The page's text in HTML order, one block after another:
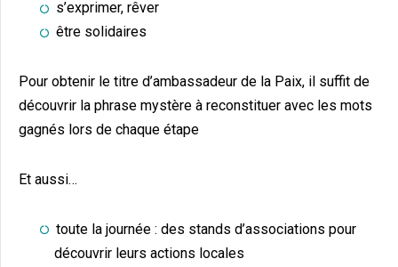
s’exprimer, rêver
être solidaires
Pour obtenir le titre d’ambassadeur de la Paix, il suffit de
découvrir la phrase mystère à reconstituer avec les mots
gagnés lors de chaque étape
Et aussi…
toute la journée : des stands d’associations pour
découvrir leurs actions locales